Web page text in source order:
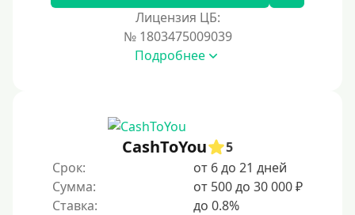
Карты банков и платежные системы
Мастеркард
Через Юнистрим (Unistream)
Лицензия ЦБ:
№ 1803475009039
Подробнее
CashToYou
5
Срок:
от 6 до 21 дней
Сумма:
от 500 до 30 000 ₽
Ставка:
до 0.8%